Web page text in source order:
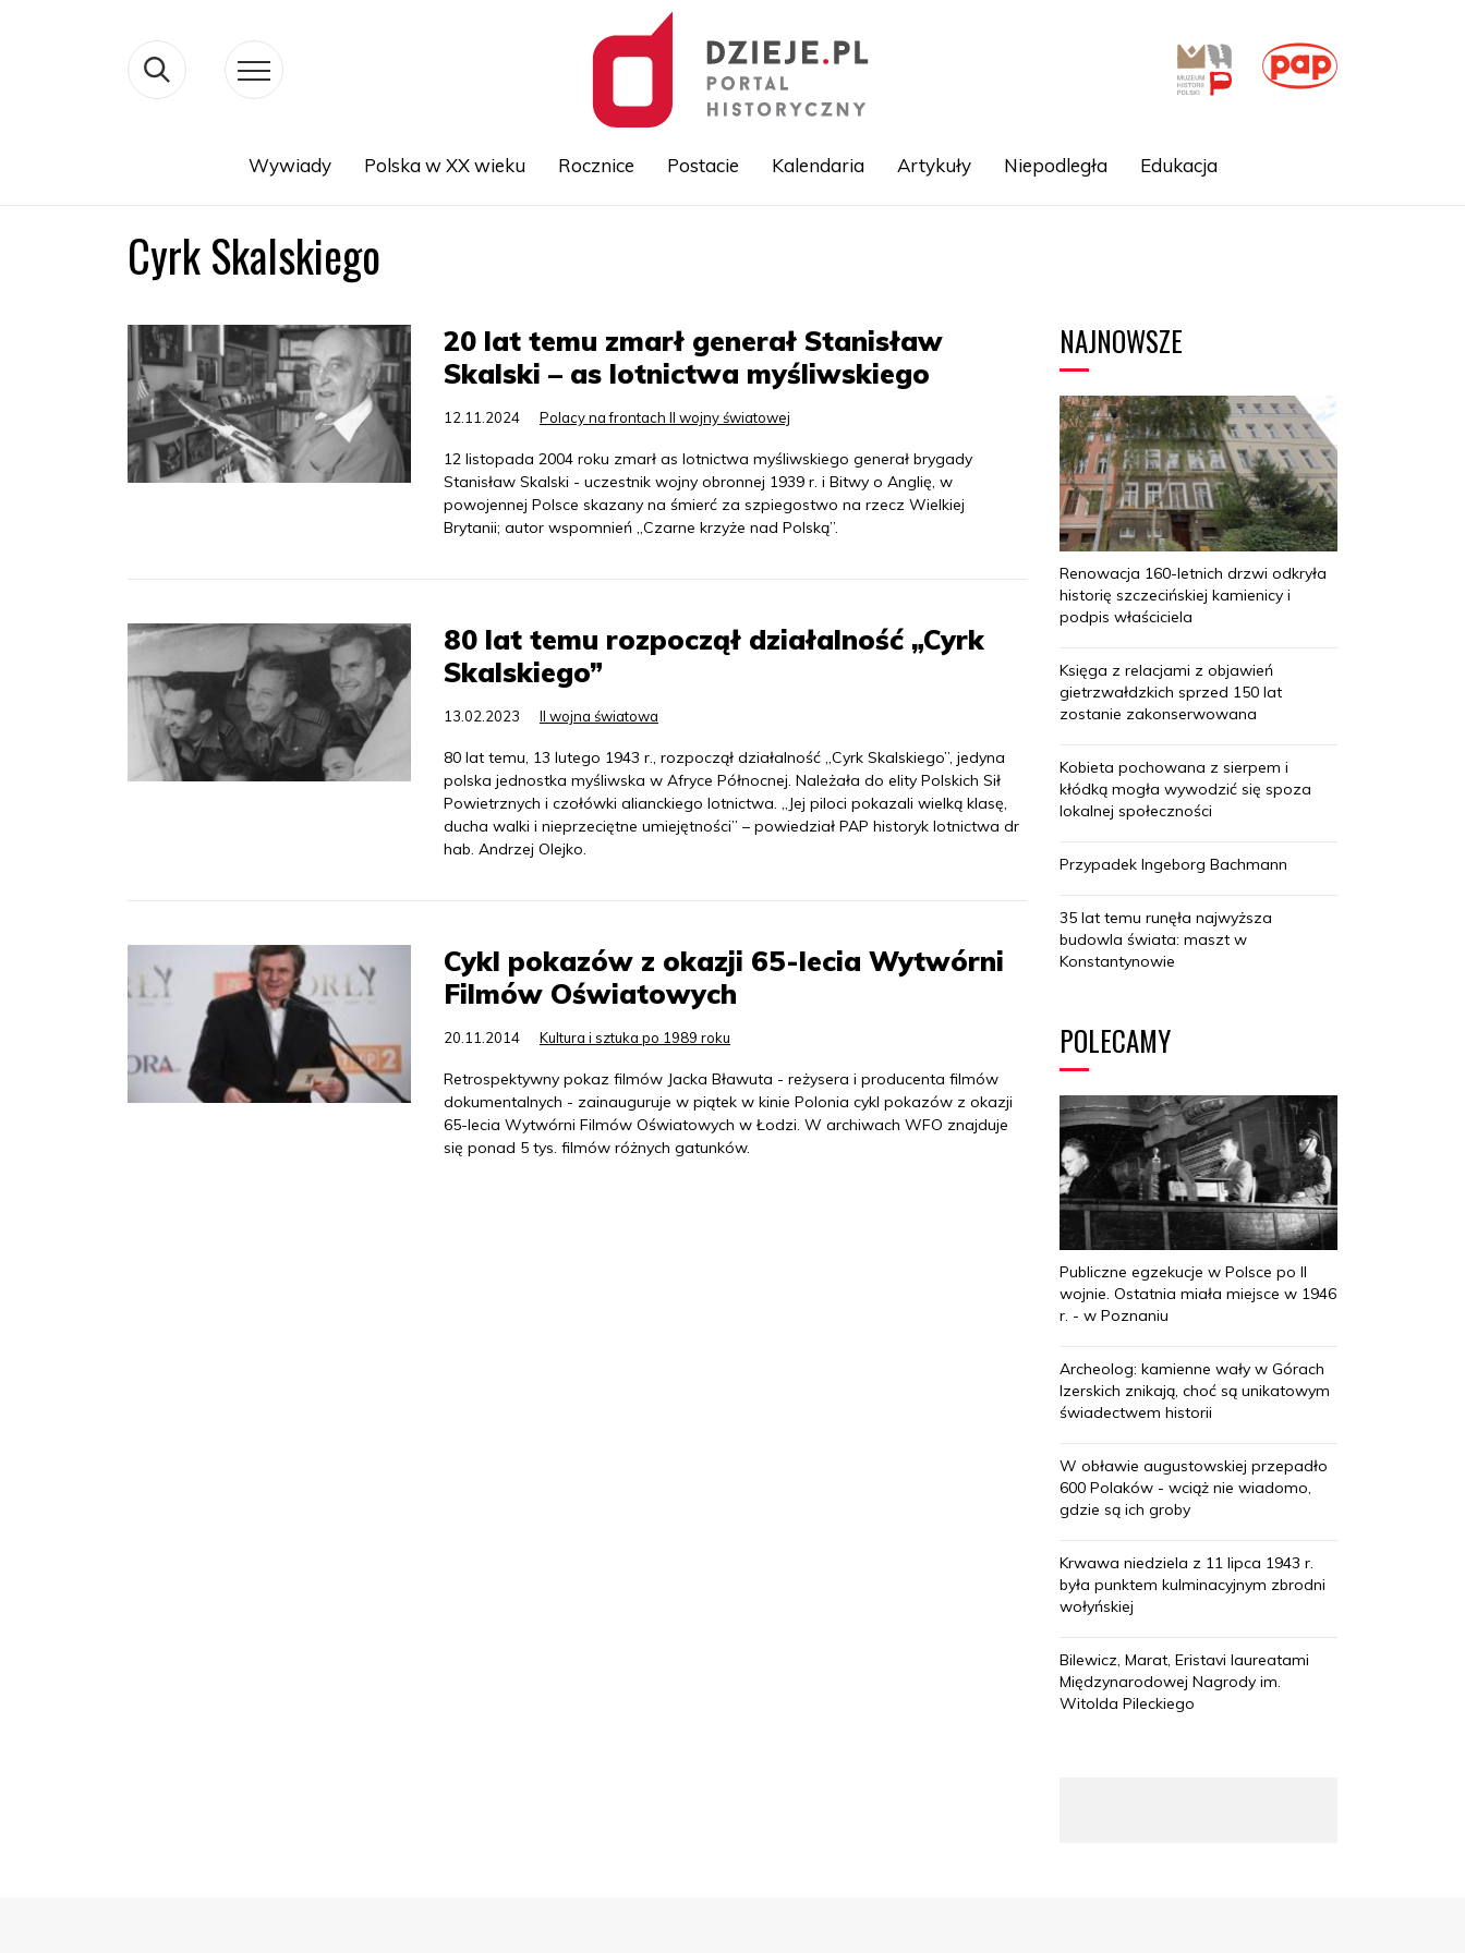
Wywiady Polska w XX wieku Rocznice Postacie Kalendaria Artykuły Niepodległa Edukacja
Cyrk Skalskiego
20 lat temu zmarł generał Stanisław
Skalski – as lotnictwa myśliwskiego
12.11.2024 Polacy na frontach II wojny światowej
12 listopada 2004 roku zmarł as lotnictwa myśliwskiego generał brygady
Stanisław Skalski - uczestnik wojny obronnej 1939 r. i Bitwy o Anglię, w
powojennej Polsce skazany na śmierć za szpiegostwo na rzecz Wielkiej
Brytanii; autor wspomnień „Czarne krzyże nad Polską”.
80 lat temu rozpoczął działalność „Cyrk
Skalskiego”
13.02.2023 II wojna światowa
80 lat temu, 13 lutego 1943 r., rozpoczął działalność „Cyrk Skalskiego”, jedyna
polska jednostka myśliwska w Afryce Północnej. Należała do elity Polskich Sił
Powietrznych i czołówki alianckiego lotnictwa. „Jej piloci pokazali wielką klasę,
ducha walki i nieprzeciętne umiejętności” – powiedział PAP historyk lotnictwa dr
hab. Andrzej Olejko.
Cykl pokazów z okazji 65-lecia Wytwórni
Filmów Oświatowych
20.11.2014 Kultura i sztuka po 1989 roku
Retrospektywny pokaz filmów Jacka Bławuta - reżysera i producenta filmów
dokumentalnych - zainauguruje w piątek w kinie Polonia cykl pokazów z okazji
65-lecia Wytwórni Filmów Oświatowych w Łodzi. W archiwach WFO znajduje
się ponad 5 tys. filmów różnych gatunków.
NAJNOWSZE
Renowacja 160-letnich drzwi odkryła
historię szczecińskiej kamienicy i
podpis właściciela
Księga z relacjami z objawień
gietrzwałdzkich sprzed 150 lat
zostanie zakonserwowana
Kobieta pochowana z sierpem i
kłódką mogła wywodzić się spoza
lokalnej społeczności
Przypadek Ingeborg Bachmann
35 lat temu runęła najwyższa
budowla świata: maszt w
Konstantynowie
POLECAMY
Publiczne egzekucje w Polsce po II
wojnie. Ostatnia miała miejsce w 1946
r. - w Poznaniu
Archeolog: kamienne wały w Górach
Izerskich znikają, choć są unikatowym
świadectwem historii
W obławie augustowskiej przepadło
600 Polaków - wciąż nie wiadomo,
gdzie są ich groby
Krwawa niedziela z 11 lipca 1943 r.
była punktem kulminacyjnym zbrodni
wołyńskiej
Bilewicz, Marat, Eristavi laureatami
Międzynarodowej Nagrody im.
Witolda Pileckiego